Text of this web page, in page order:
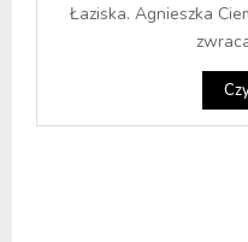
Łaziska. Agnieszka